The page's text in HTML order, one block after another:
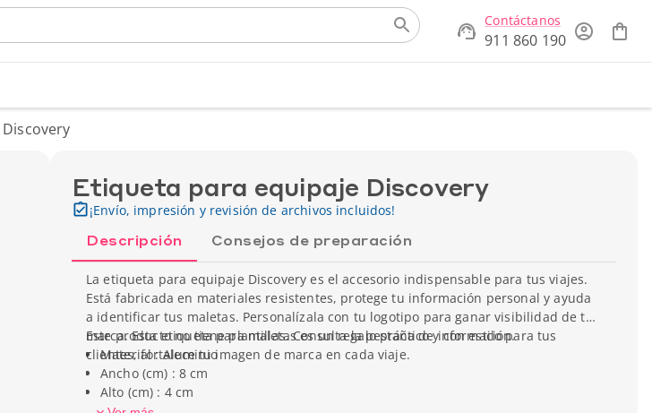
Contáctanos
911 860 190
Etiqueta para equipaje Discovery
¡Envío, impresión y revisión de archivos incluidos!
Descripción Consejos de preparación
La etiqueta para equipaje Discovery es el accesorio indispensable para tus viajes.
Está fabricada en materiales resistentes, protege tu información personal y ayuda
a identificar tus maletas. Personalízala con tu logotipo para ganar visibilidad de tu
marca. Esta etiqueta para maletas es un regalo práctico y con estilo para tus
clientes, fortalece tu imagen de marca en cada viaje.
Este producto no tiene plantillas. Consulta la pestaña de información.
Material : Aluminio
Ancho (cm) : 8 cm
Alto (cm) : 4 cm